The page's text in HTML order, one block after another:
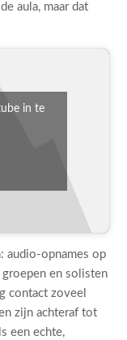
aula, maar dat
in te
audio-opnames op
en solisten
contact zoveel
zijn achteraf tot
een echte,